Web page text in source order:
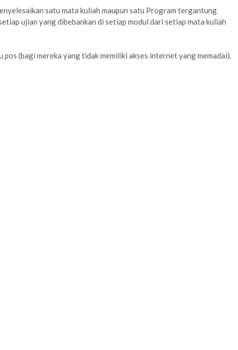
satu mata kuliah maupun satu Program tergantung
ujian yang dibebankan di setiap modul dari setiap mata kuliah
(bagi mereka yang tidak memiliki akses internet yang memadai).